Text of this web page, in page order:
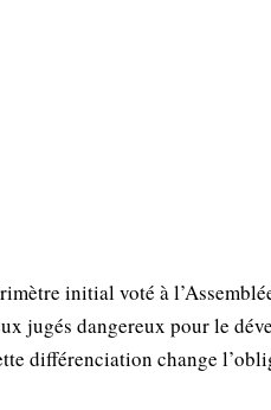
initial voté à
jugés dangereux pour le
différenciation change